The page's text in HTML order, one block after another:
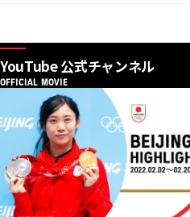
YouTube 公式チャンネル
OFFICIAL MOVIE